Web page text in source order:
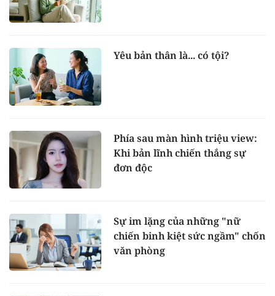
Yêu bản thân là... có tội?
Phía sau màn hình triệu view:
Khi bản lĩnh chiến thắng sự
đơn độc
Sự im lặng của những "nữ
chiến binh kiệt sức ngầm" chốn
văn phòng